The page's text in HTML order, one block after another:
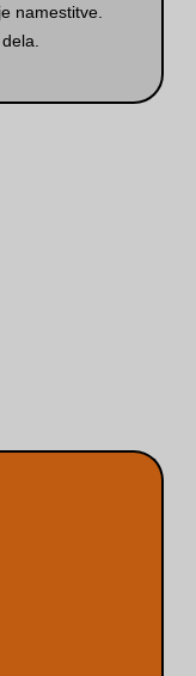
namestitve.